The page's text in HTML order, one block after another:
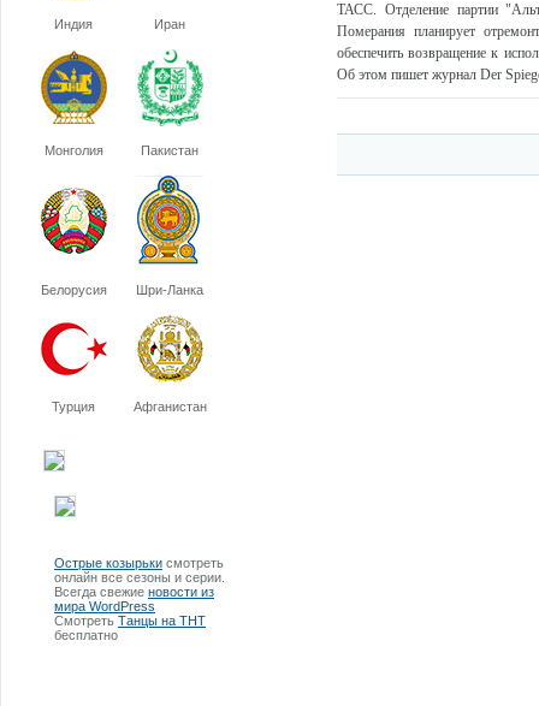
Индия Иран
Монголия Пакистан
Белорусия Шри-Ланка
Турция Афганистан
Острые козырьки смотреть
онлайн все сезоны и серии.
Всегда свежие новости из
мира WordPress
Смотреть Танцы на ТНТ
бесплатно
ТАСС. Отделение партии
Померания планирует
обеспечить возвращение к
Об этом пишет журнал Der